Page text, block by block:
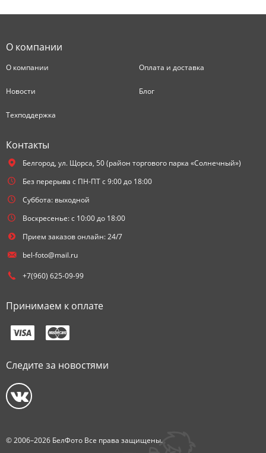
О компании
О компании Оплата и доставка
Новости Блог
Техподдержка
Контакты
Белгород, ул. Щорса, 50 (район торгового парка «Солнечный»)
Без перерыва с ПН-ПТ с 9:00 до 18:00
Суббота: выходной
Воскресенье: с 10:00 до 18:00
Прием заказов онлайн: 24/7
bel-foto@mail.ru
+7(960) 625-09-99
Принимаем к оплате
Следите за новостями
© 2006–2026 БелФото Все права защищены.